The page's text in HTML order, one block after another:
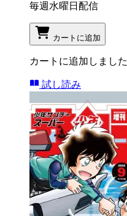
毎週水曜日配信
カートに追加
カートに追加しました
試し読み